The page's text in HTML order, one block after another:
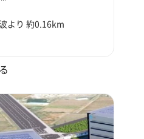
より 約0.16km